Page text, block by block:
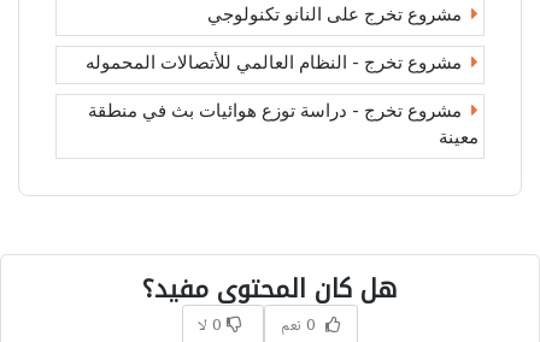
مشروع تخرج على النانو تكنولوجي
مشروع تخرج - النظام العالمي للأتصالات المحموله
مشروع تخرج - دراسة توزع هوائيات بث في منطقة
معينة
هل كان المحتوى مفيد؟
0 نعم 0 لا